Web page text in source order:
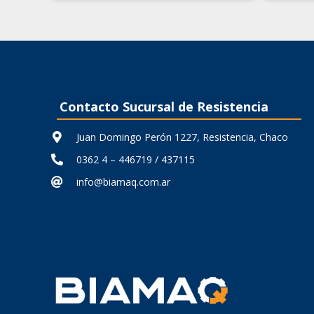
era:
es:
Contacto Sucursal de Resistencia
Juan Domingo Perón 1227, Resistencia, Chaco
0362 4 – 446719 / 437115
info@biamaq.com.ar